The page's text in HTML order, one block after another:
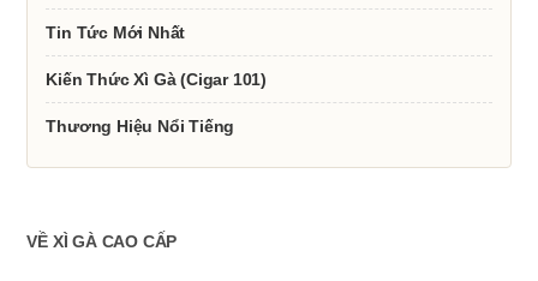
Tin Tức Mới Nhất
Kiến Thức Xì Gà (Cigar 101)
Thương Hiệu Nổi Tiếng
VỀ XÌ GÀ CAO CẤP